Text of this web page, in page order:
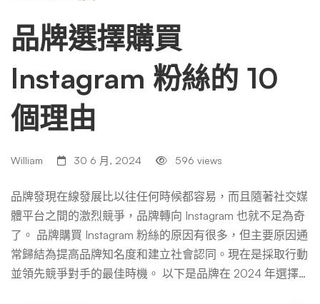
業務的商人，而您沒有所需數量的關注者，那麼您將很難成
長。基本的解釋是，當你沒有追隨者時，你就沒有受眾，你
將無法推廣你的品牌。因此，如果您在社交媒體上開始您的
旅程，您可以輕鬆購買一些關注者。 這些網站提供真正的
追隨者，他們可以幫助您將業務發展到完全不同的範圍。
產生利潤 儘管有許多策略可以通過 Instagram 帳戶獲利，但
並獲取收入。只要組織或有影響力的人有個人追隨他們並將
他們變成客戶，這個目標就可以實現。為了擴大銷售，我們
的想法是接觸目標客戶。聘請專家來獲得點贊和關注者有助
於確保您的業務面向這些受 […] …
品牌選擇購買
Instagram 粉絲的 10
個理由
William 30 6 月, 2024 596 views
品牌發現在線發展比以往任何時候都容易，而且隨著社交媒
體平台之間的激烈競爭，品牌轉向 Instagram 也就不足為奇
了。 品牌購買 Instagram 粉絲的原因有很多，但主要原因通
常歸結為提高品牌知名度和建立社會認同。現在是採取行動
並領先競爭對手的最佳時機。 以下是品牌在 2024 年選擇